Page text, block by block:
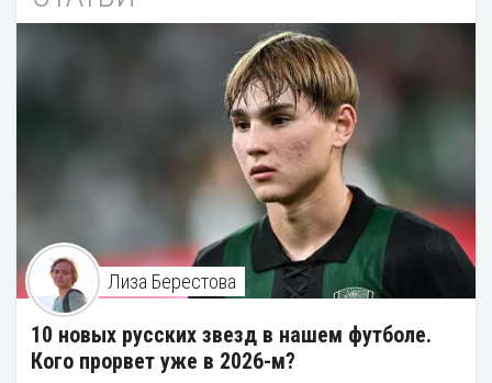
Лиза Берестова
10 новых русских звезд в нашем футболе.
Кого прорвет уже в 2026-м?